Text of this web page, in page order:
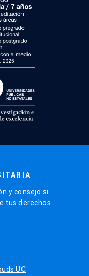
y consejo si
tus derechos
UC